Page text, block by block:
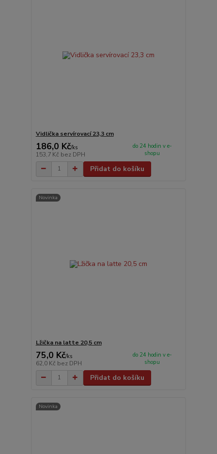
Vidlička servírovací 23,3 cm
186,0 Kč/ks
153,7 Kč bez DPH
do 24 hodin v e-
shopu
Přidat do košíku
Novinka
Lžička na latte 20,5 cm
75,0 Kč/ks
62,0 Kč bez DPH
do 24 hodin v e-
shopu
Přidat do košíku
Novinka